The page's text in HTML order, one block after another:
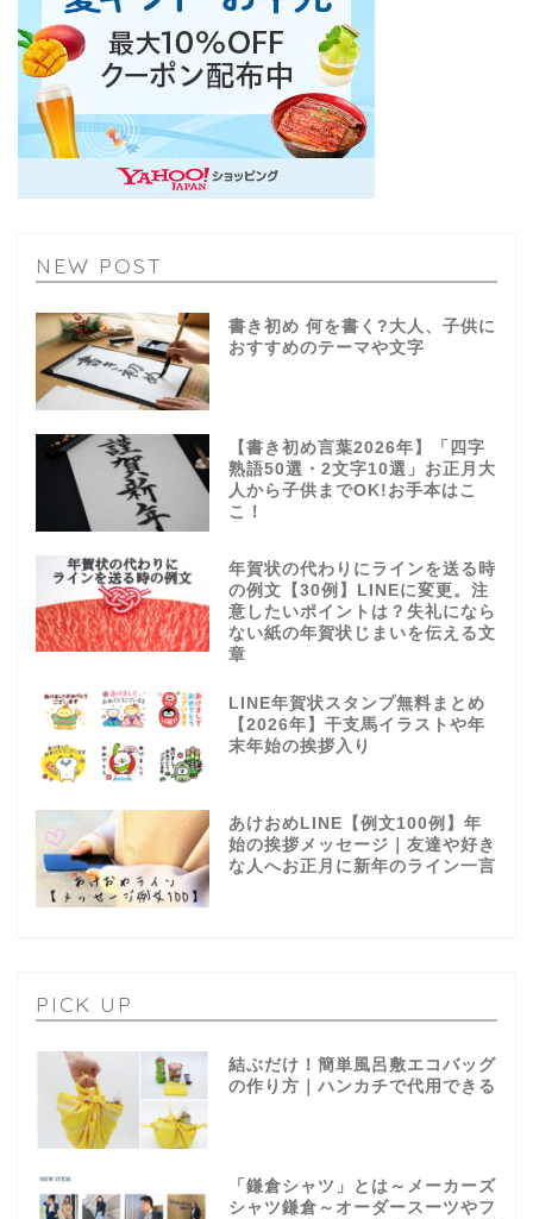
NEW POST
書き初め 何を書く?大人、子供に
おすすめのテーマや文字
【書き初め言葉2026年】「四字
熟語50選・2文字10選」お正月大
人から子供までOK!お手本はこ
こ！
年賀状の代わりにラインを送る時
の例文【30例】LINEに変更。注
意したいポイントは？失礼になら
ない紙の年賀状じまいを伝える文
章
LINE年賀状スタンプ無料まとめ
【2026年】干支馬イラストや年
末年始の挨拶入り
あけおめLINE【例文100例】年
始の挨拶メッセージ｜友達や好き
な人へお正月に新年のライン一言
PICK UP
結ぶだけ！簡単風呂敷エコバッグ
の作り方｜ハンカチで代用できる
「鎌倉シャツ」とは～メーカーズ
シャツ鎌倉～オーダースーツやフ